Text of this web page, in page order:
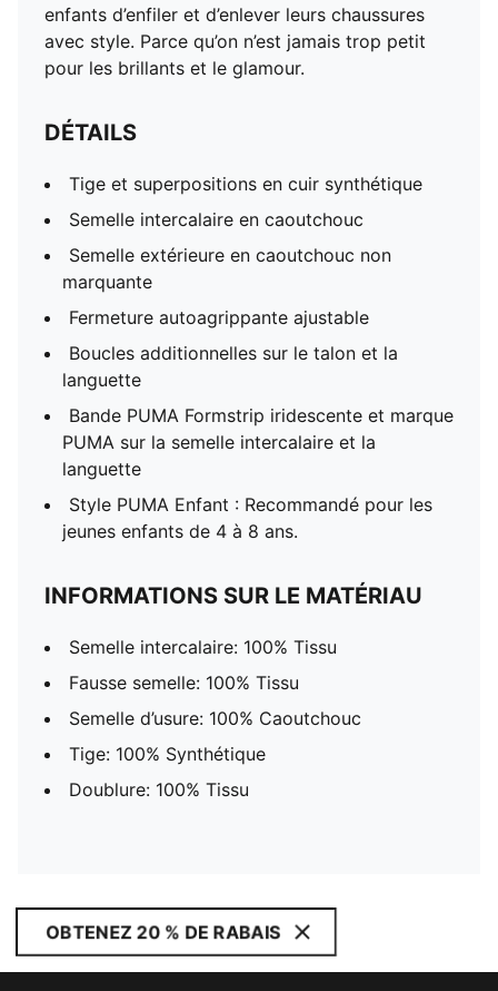
enfants d’enfiler et d’enlever leurs chaussures
avec style. Parce qu’on n’est jamais trop petit
pour les brillants et le glamour.
DÉTAILS
Tige et superpositions en cuir synthétique
Semelle intercalaire en caoutchouc
Semelle extérieure en caoutchouc non
marquante
Fermeture autoagrippante ajustable
Boucles additionnelles sur le talon et la
languette
Bande PUMA Formstrip iridescente et marque
PUMA sur la semelle intercalaire et la
languette
Style PUMA Enfant : Recommandé pour les
jeunes enfants de 4 à 8 ans.
INFORMATIONS SUR LE MATÉRIAU
Semelle intercalaire: 100% Tissu
Fausse semelle: 100% Tissu
Semelle d’usure: 100% Caoutchouc
Tige: 100% Synthétique
Doublure: 100% Tissu
OBTENEZ 20 % DE RABAIS